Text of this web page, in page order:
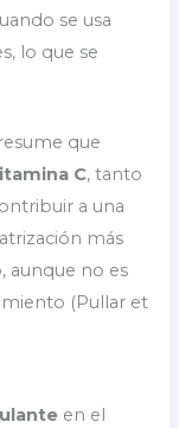
se usa
lo que se
que
C, tanto
a una
más
aunque no es
(Pullar et
en el